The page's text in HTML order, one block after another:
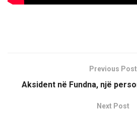
Previous Post
Aksident në Fundna, një
Next Post